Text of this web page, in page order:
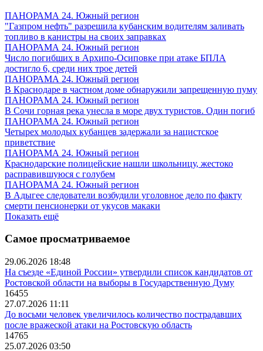
ПАНОРАМА 24. Южный регион
"Газпром нефть" разрешила кубанским водителям заливать
топливо в канистры на своих заправках
ПАНОРАМА 24. Южный регион
Число погибших в Архипо-Осиповке при атаке БПЛА
достигло 6, среди них трое детей
ПАНОРАМА 24. Южный регион
В Краснодаре в частном доме обнаружили запрещенную пуму
ПАНОРАМА 24. Южный регион
В Сочи горная река унесла в море двух туристов. Один погиб
ПАНОРАМА 24. Южный регион
Четырех молодых кубанцев задержали за нацистское
приветствие
ПАНОРАМА 24. Южный регион
Краснодарские полицейские нашли школьницу, жестоко
расправившуюся с голубем
ПАНОРАМА 24. Южный регион
В Адыгее следователи возбудили уголовное дело по факту
смерти пенсионерки от укусов макаки
Показать ещё
Самое просматриваемое
29.06.2026 18:48
На съезде «Единой России» утвердили список кандидатов от
Ростовской области на выборы в Государственную Думу
16455
27.07.2026 11:11
До восьми человек увеличилось количество пострадавших
после вражеской атаки на Ростовскую область
14765
25.07.2026 03:50